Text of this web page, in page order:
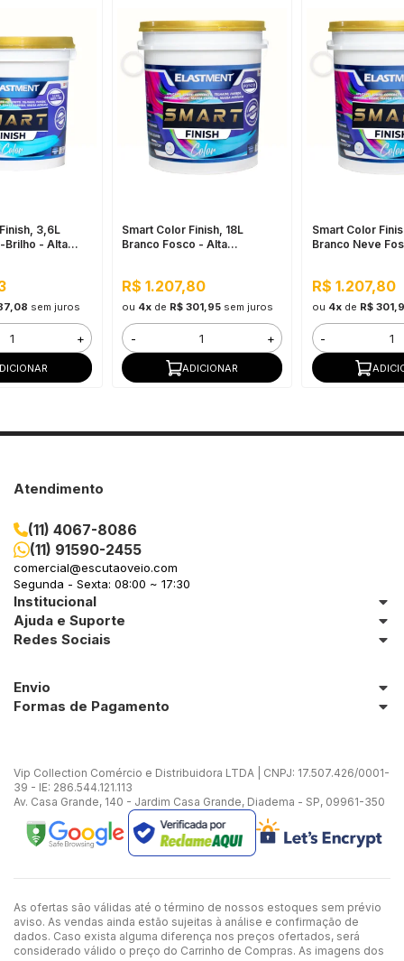
3,6L
Brilho - Alta
sem juros
+
Smart Color Finish, 18L
Branco Fosco - Alta
R$ 1.207,80
ou 4x de R$ 301,95 sem juros
- +
ADICIONAR
Smart Color
Branco Neve
R$ 1.207,80
ou 4xde R$
-
Atendimento
(11) 4067-8086
(11) 91590-2455
comercial@escutaoveio.com
Segunda - Sexta: 08:00 ~ 17:30
Institucional
Ajuda e Suporte
Redes Sociais
Envio
Formas de Pagamento
Vip Collection Comércio e Distribuidora LTDA | CNPJ: 17.507.426/0001-
39 - IE: 286.544.121.113
Av. Casa Grande, 140 - Jardim Casa Grande, Diadema - SP, 09961-350
As ofertas são válidas até o término de nossos estoques sem prévio
aviso. As vendas ainda estão sujeitas à análise e confirmação de
dados. Caso exista alguma diferença nos preços ofertados, será
considerado válido o preço do Carrinho de Compras. As imagens dos